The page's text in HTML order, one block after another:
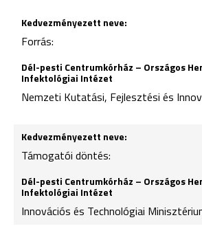
Forrás:
Nemzeti Kutatási, Fejlesztési és
Támogatói döntés:
Innovációs és Technológiai